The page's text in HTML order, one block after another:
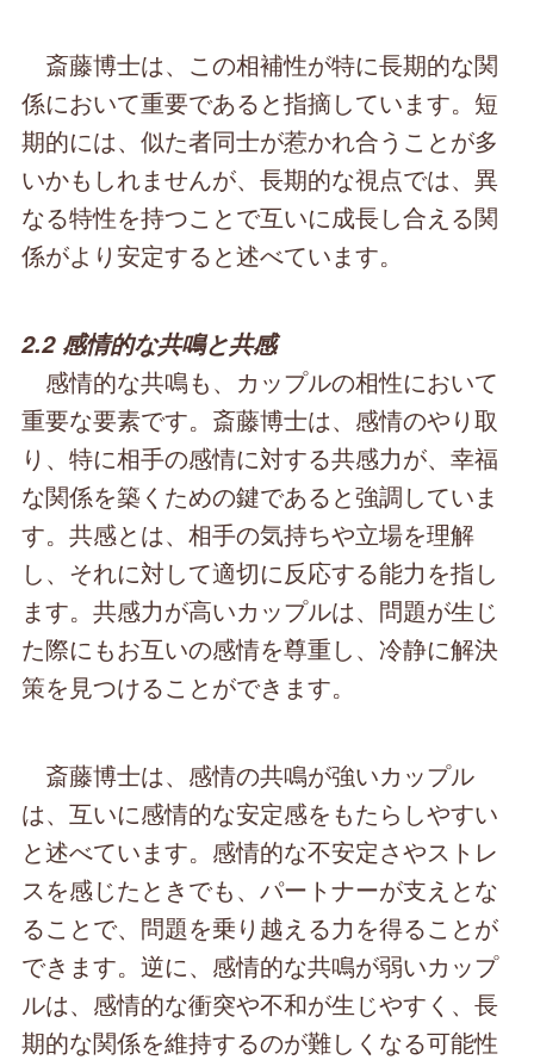
斎藤博士は、この相補性が特に長期的な関
係において重要であると指摘しています。短
期的には、似た者同士が惹かれ合うことが多
いかもしれませんが、長期的な視点では、異
なる特性を持つことで互いに成長し合える関
係がより安定すると述べています。
2.2 感情的な共鳴と共感
感情的な共鳴も、カップルの相性において
重要な要素です。斎藤博士は、感情のやり取
り、特に相手の感情に対する共感力が、幸福
な関係を築くための鍵であると強調していま
す。共感とは、相手の気持ちや立場を理解
し、それに対して適切に反応する能力を指し
ます。共感力が高いカップルは、問題が生じ
た際にもお互いの感情を尊重し、冷静に解決
策を見つけることができます。
斎藤博士は、感情の共鳴が強いカップル
は、互いに感情的な安定感をもたらしやすい
と述べています。感情的な不安定さやストレ
スを感じたときでも、パートナーが支えとな
ることで、問題を乗り越える力を得ることが
できます。逆に、感情的な共鳴が弱いカップ
ルは、感情的な衝突や不和が生じやすく、長
期的な関係を維持するのが難しくなる可能性